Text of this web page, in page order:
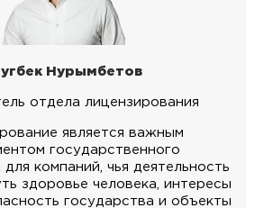
Нурымбетов
отдела лицензирования
является важным
государственного
компаний, чья деятельность
здоровье человека, интересы
государства и объекты